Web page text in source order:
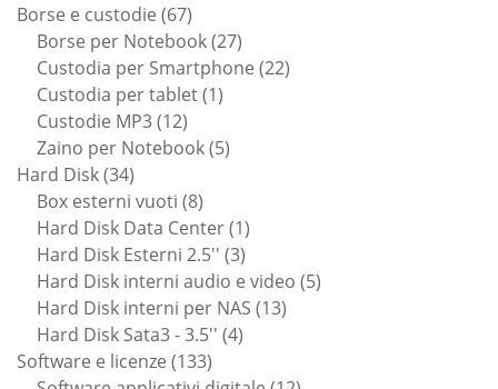
Borse e custodie 6767
prodotti
Borse per Notebook 2727
prodotti
Custodia per Smartphone 2222
Custodia per tablet 11
Custodie MP3 1212
prodotti
Zaino per Notebook 55
Hard Disk 3434
prodotti
Box esterni vuoti 88
prodotti
Hard Disk Data Center 11
prodotto
Hard Disk Esterni 2.5'' 33
prodotti
Hard Disk interni audio e video 55
Hard Disk interni per NAS 1313
Hard Disk Sata3 - 3.5'' 44
Software e licenze 133133